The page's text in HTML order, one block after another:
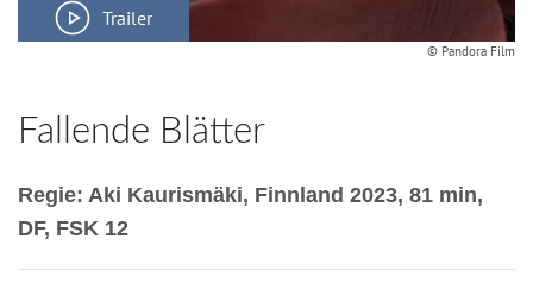
Trailer
© Pandora Film
Fallende Blätter
Regie: Aki Kaurismäki, Finnland 2023, 81 min,
DF, FSK 12